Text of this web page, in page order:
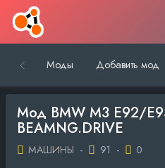
Моды Добавить мод
Мод BMW M3 E92/
BEAMNG.DRIVE
МАШИНЫ - 91 - 0